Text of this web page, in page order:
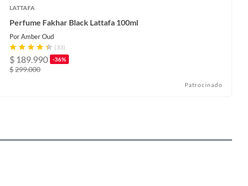
LATTAFA
Perfume Fakhar Black Lattafa 100ml
PorAmber Oud
(33)
$ 189.990 -36%
$299.000
Patrocinado